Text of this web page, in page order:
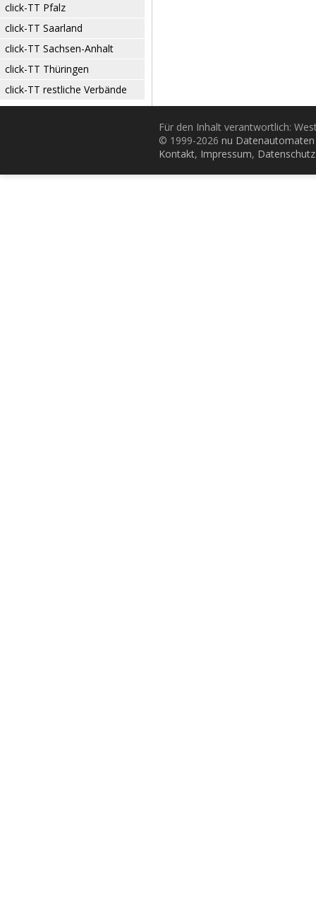
click-TT Pfalz
click-TT Saarland
click-TT Sachsen-Anhalt
click-TT Thüringen
click-TT restliche Verbände
Für den Inhalt verantwortlich:
© 1999-2026 nu
Kontakt, Impressum, Datenschutz